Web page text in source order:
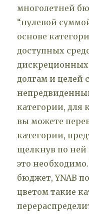
многолетней
“нулевой
основе
доступных
дискреционных
долгам и целей
категории, для
вы можете
категории,
щелкнув по ней
это
бюджет, YNAB
цветом такие